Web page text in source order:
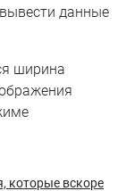
данные
ширина
которые вскоре